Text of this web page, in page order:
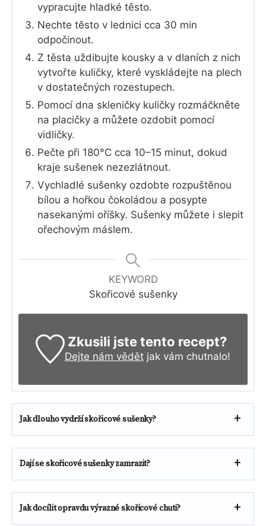
vypracujte hladké těsto.
Nechte těsto v lednici cca 30 min
odpočinout.
Z těsta uždibujte kousky a v dlaních z nich
vytvořte kuličky, které vyskládejte na plech
v dostatečných rozestupech.
Pomocí dna skleničky kuličky rozmáčkněte
na placičky a můžete ozdobit pomocí
vidličky.
Pečte při 180°C cca 10–15 minut, dokud
kraje sušenek nezezlátnout.
Vychladlé sušenky ozdobte rozpuštěnou
bílou a hořkou čokoládou a posypte
nasekanými oříšky. Sušenky můžete i slepit
ořechovým máslem.
KEYWORD
Skořicové sušenky
Zkusili jste tento recept?
Dejte nám vědětjak vám chutnalo!
Jak dlouho vydrží skořicové sušenky?
Dají se skořicové sušenky zamrazit?
Jak docílit opravdu výrazné skořicové chuti?